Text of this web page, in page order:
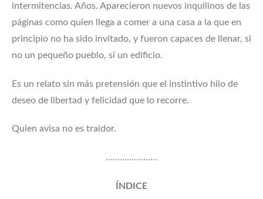
intermitencias. Años. Aparecieron nuevos inquilinos de las
páginas como quien llega a comer a una casa a la que en
principio no ha sido invitado, y fueron capaces de llenar, si
no un pequeño pueblo, sí un edificio.
Es un relato sin más pretensión que el instintivo hilo de
deseo de libertad y felicidad que lo recorre.
Quien avisa no es traidor.
………………….
ÍNDICE